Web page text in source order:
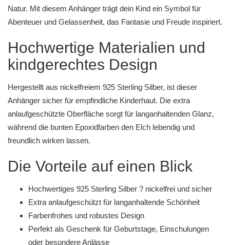
Natur. Mit diesem Anhänger trägt dein Kind ein Symbol für
Abenteuer und Gelassenheit, das Fantasie und Freude inspiriert.
Hochwertige Materialien und
kindgerechtes Design
Hergestellt aus nickelfreiem 925 Sterling Silber, ist dieser
Anhänger sicher für empfindliche Kinderhaut. Die extra
anlaufgeschützte Oberfläche sorgt für langanhaltenden Glanz,
während die bunten Epoxidfarben den Elch lebendig und
freundlich wirken lassen.
Die Vorteile auf einen Blick
Hochwertiges 925 Sterling Silber ? nickelfrei und sicher
Extra anlaufgeschützt für langanhaltende Schönheit
Farbenfrohes und robustes Design
Perfekt als Geschenk für Geburtstage, Einschulungen
oder besondere Anlässe